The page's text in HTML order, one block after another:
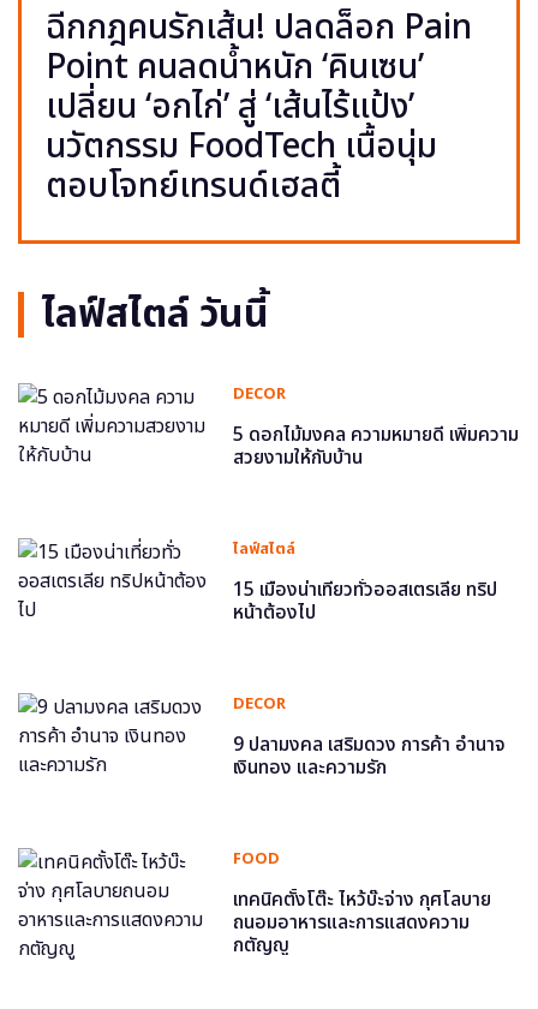
ฉีกกฎคนรักเส้น! ปลดล็อก Pain
Point คนลดน้ำหนัก ‘คินเซน’
เปลี่ยน ‘อกไก่’ สู่ ‘เส้นไร้แป้ง’
นวัตกรรม FoodTech เนื้อนุ่ม
ตอบโจทย์เทรนด์เฮลตี้
ไลฟ์สไตล์ วันนี้
DECOR
5 ดอกไม้มงคล ความหมายดี เพิ่มความ
สวยงามให้กับบ้าน
ไลฟ์สไตล์
15 เมืองน่าเที่ยวทั่วออสเตรเลีย ทริป
หน้าต้องไป
DECOR
9 ปลามงคล เสริมดวง การค้า อำนาจ
เงินทอง และความรัก
FOOD
เทคนิคตั้งโต๊ะ ไหว้บ๊ะจ่าง กุศโลบาย
ถนอมอาหารและการแสดงความ
กตัญญู